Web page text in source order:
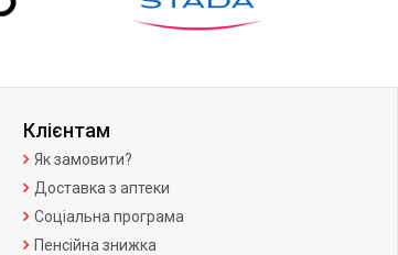
Клієнтам
Як замовити?
Доставка з аптеки
Соціальна програма
Пенсійна знижка